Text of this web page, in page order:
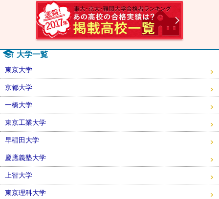
大学一覧
東京大学
京都大学
一橋大学
東京工業大学
早稲田大学
慶應義塾大学
上智大学
東京理科大学